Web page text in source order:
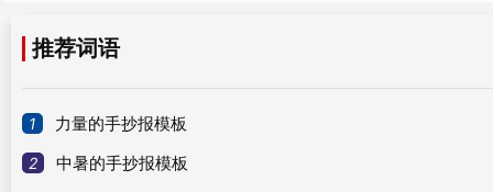
推荐词语
1 力量的手抄报模板
2 中暑的手抄报模板